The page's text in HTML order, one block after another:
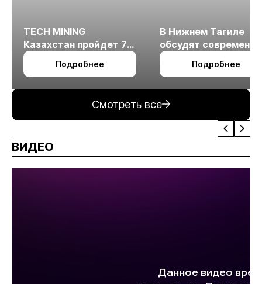
TECH MINING
Казахстан пройдет 7
октября в Алматы
Подробнее
В Нижнем Тагиле
обсудят
технологии
измельчения
Подробнее
Смотреть все
ВИДЕО